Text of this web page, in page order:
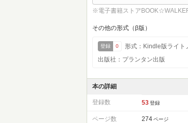
※電子書籍ストア
その他の形式（β版）
登録 0
形式：Kindle版ライト
出版社：プランタン出版
本の詳細
登録数 53 登録
ページ数 274 ページ